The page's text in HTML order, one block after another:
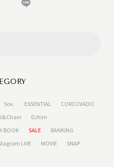
Sov. ESSENTIAL
CORCOVADO
D/him
BOOK SALE
RANKING
LIVE MOVIE SNAP